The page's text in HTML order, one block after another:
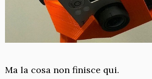
Ma la cosa non finisce qui.